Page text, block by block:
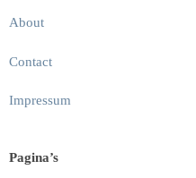
About
Contact
Impressum
Pagina’s